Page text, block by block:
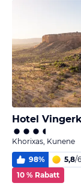
Hotel
Khorixas, Kunene
98% 5,8/6
10 % Rabatt